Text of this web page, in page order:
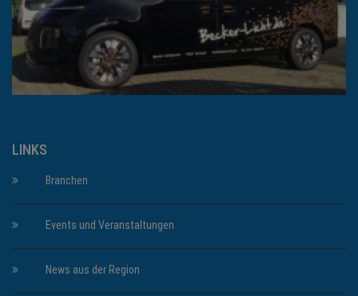
LINKS
Branchen
Events und Veranstaltungen
News aus der Region